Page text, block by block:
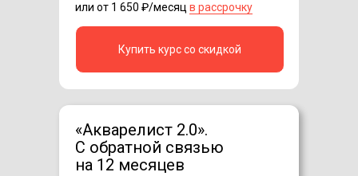
или от 1 650 ₽/месяц в рассрочку
Купить курс со скидкой
«Акварелист 2.0».
С обратной связью
на 12 месяцев